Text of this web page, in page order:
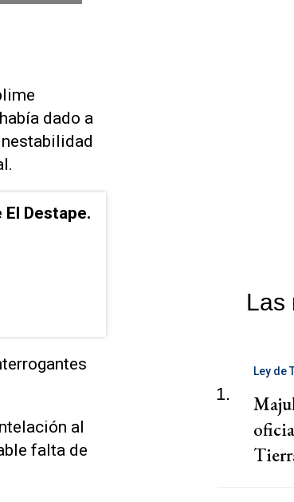
dado a
Destape.
al
falta de
Las
1.
Ley de